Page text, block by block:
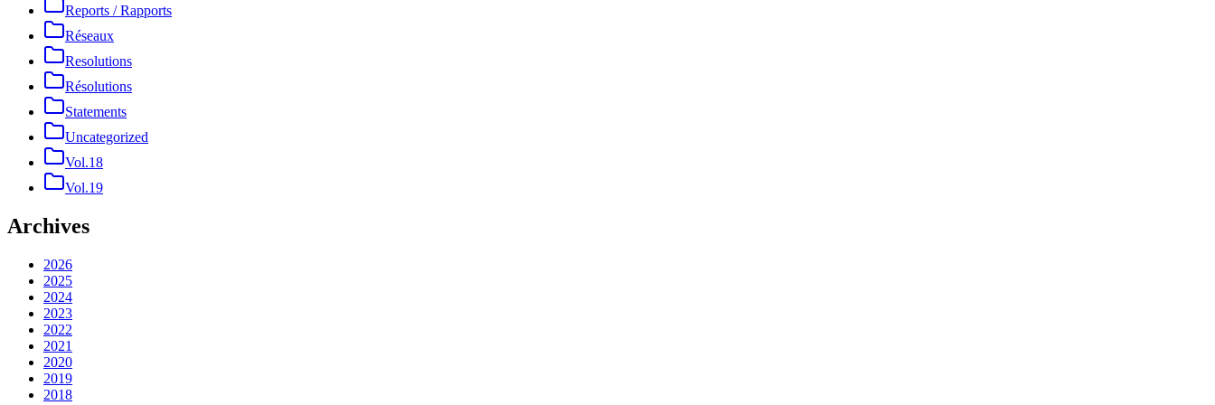
Reports / Rapports
Réseaux
Resolutions
Résolutions
Statements
Uncategorized
Vol.18
Vol.19
Archives
2026
2025
2024
2023
2022
2021
2020
2019
2018